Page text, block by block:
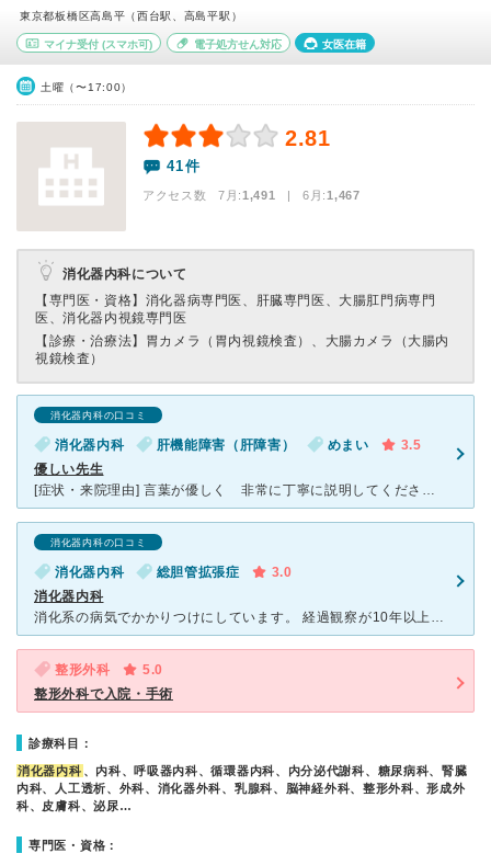
東京都板橋区高島平（西台駅、高島平駅）
マイナ受付 (スマホ可) 電子処方せん対応 女医在籍
土曜（〜17:00）
2.81
41件
アクセス数 7月:1,491 | 6月:1,467
消化器内科について
【専門医・資格】 消化器病専門医、肝臓専門医、大腸肛門病専門
医、消化器内視鏡専門医
【診療・治療法】 胃カメラ（胃内視鏡検査）、大腸カメラ（大腸内
視鏡検査）
消化器内科の口コミ
消化器内科 肝機能障害（肝障害） めまい
3.5
優しい先生
[症状・来院理由] 言葉が優しく 非常に丁寧に説明してくださいます。 [医師の診断・治療法] 食事療法を教えてくださいました。 [感想・費用・待ち時間・看護師などスタッフの対応] 少し設備が
消化器内科の口コミ
消化器内科 総胆管拡張症
3.0
消化器内科
消化系の病気でかかりつけにしています。 経過観察が10年以上続いているので、３カ月に１回検診と投薬、半年、１年と血液検査、MRIなど検査を行います。先生もお忙しいのでもちろん一人ひとりの内容は覚えて
整形外科
5.0
整形外科で入院・手術
診療科目：
消化器内科 、内科、呼吸器内科、循環器内科、内分泌代謝科、糖尿病科、腎臓
内科、人工透析、外科、消化器外科、乳腺科、脳神経外科、整形外科、形成外
科、皮膚科、泌尿…
専門医・資格：